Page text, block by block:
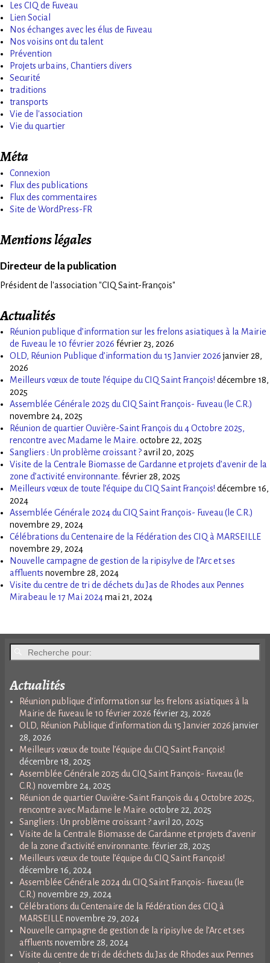
Les CIQ de Fuveau
Lien Social
Nos échanges avec les élus de Fuveau
Nos voisins ont du talent
Prévention
Projets urbains, Chantiers divers
Securité
traditions
transports
Vie de l'association
Vie du quartier
Méta
Connexion
Flux des publications
Flux des commentaires
Site de WordPress-FR
Mentions légales
Directeur de la publication
Président de l'association "CIQ Saint-François"
Actualités
Réunion publique d’information sur les frelons asiatiques à la Mairie
de Fuveau le 10 février 2026 février 23, 2026
OLD, Réunion Publique d’information du 15 Janvier 2026 janvier 28,
2026
Meilleurs vœux de toute l’équipe du CIQ Saint François! décembre 18,
2025
Assemblée Générale 2025 du CIQ Saint François- Fuveau (le C.R.)
novembre 24, 2025
Réunion de quartier Ouvière-Saint François du 4 Octobre 2025,
rencontre avec Madame le Maire. octobre 22, 2025
Sangliers : Un problème croissant ?avril 20, 2025
Visite de la Centrale Biomasse de Gardanne et projets d’avenir de la
zone d’activité environnante. février 28, 2025
Meilleurs vœux de toute l’équipe du CIQ Saint François! décembre 16,
2024
Assemblée Générale 2024 du CIQ Saint François- Fuveau (le C.R.)
novembre 29, 2024
Célébrations du Centenaire de la Fédération des CIQ à MARSEILLE
novembre 29, 2024
Nouvelle campagne de gestion de la ripisylve de l’Arc et ses
affluents novembre 28, 2024
Visite du centre de tri de déchets du Jas de Rhodes aux Pennes
Mirabeau le 17 Mai 2024mai 21, 2024
Actualités
Réunion publique d’information sur les frelons asiatiques à la
Mairie de Fuveau le 10 février 2026 février 23, 2026
OLD, Réunion Publique d’information du 15 Janvier 2026 janvier
28, 2026
Meilleurs vœux de toute l’équipe du CIQ Saint François!
décembre 18, 2025
Assemblée Générale 2025 du CIQ Saint François- Fuveau (le
C.R.) novembre 24, 2025
Réunion de quartier Ouvière-Saint François du 4 Octobre 2025,
rencontre avec Madame le Maire. octobre 22, 2025
Sangliers : Un problème croissant ? avril 20, 2025
Visite de la Centrale Biomasse de Gardanne et projets d’avenir
de la zone d’activité environnante. février 28, 2025
Meilleurs vœux de toute l’équipe du CIQ Saint François!
décembre 16, 2024
Assemblée Générale 2024 du CIQ Saint François- Fuveau (le
C.R.) novembre 29, 2024
Célébrations du Centenaire de la Fédération des CIQ à
MARSEILLEnovembre 29, 2024
Nouvelle campagne de gestion de la ripisylve de l’Arc et ses
affluents novembre 28, 2024
Visite du centre de tri de déchets du Jas de Rhodes aux Pennes